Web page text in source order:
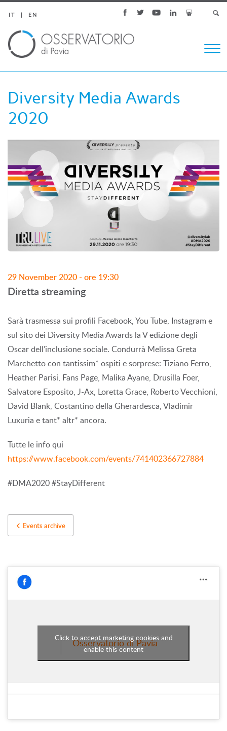
IT EN
Diversity Media Awards
2020
29 November 2020 - ore 19:30
Diretta streaming
Sarà trasmessa sui profili Facebook, You Tube, Instagram e
sul sito dei Diversity Media Awards la V edizione degli
Oscar dell’inclusione sociale. Condurrà Melissa Greta
Marchetto con tantissim* ospiti e sorprese: Tiziano Ferro,
Heather Parisi, Fans Page, Malika Ayane, Drusilla Foer,
Salvatore Esposito, J-Ax, Loretta Grace, Roberto Vecchioni,
David Blank, Costantino della Gherardesca, Vladimir
Luxuria e tant* altr* ancora.
Tutte le info qui
https://www.facebook.com/events/741402366727884
#DMA2020 #StayDifferent
Events archive
Osservatorio di Pavia
Click to accept marketing cookies and
enable this content